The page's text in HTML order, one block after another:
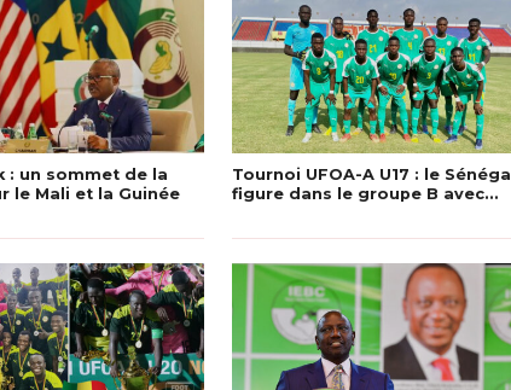
: un sommet de la
le Mali et la Guinée
Tournoi UFOA-A U17 : le Sénégal
figure dans le groupe B avec…